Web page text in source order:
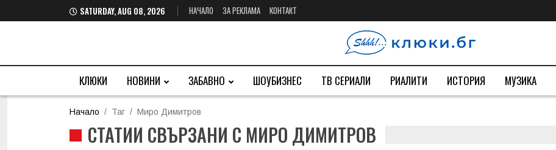
SATURDAY, AUG 08, 2026 НАЧАЛО ЗА РЕКЛАМА КОНТАКТ
КЛЮКИ НОВИНИ ЗАБАВНО ШОУБИЗНЕС ТВ СЕРИАЛИ РИАЛИТИ ИСТОРИЯ МУЗИКА
Начало Таг Миро Димитров
СТАТИИ СВЪРЗАНИ С МИРО ДИМИТРОВ